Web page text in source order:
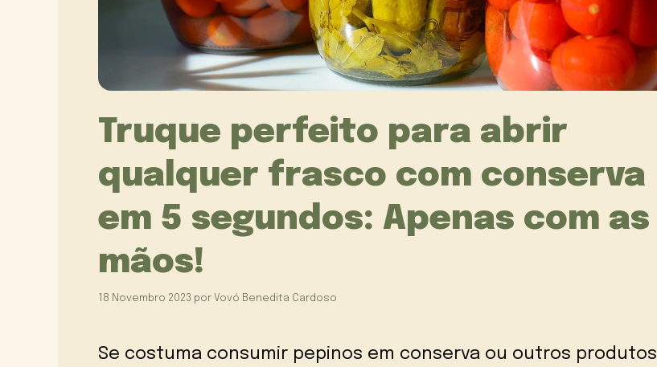
Truque perfeito para abrir
qualquer frasco com conserva
em 5 segundos: Apenas com as
mãos!
18 Novembro 2023 por Vovó Benedita Cardoso
Se costuma consumir pepinos em conserva ou outros produtos